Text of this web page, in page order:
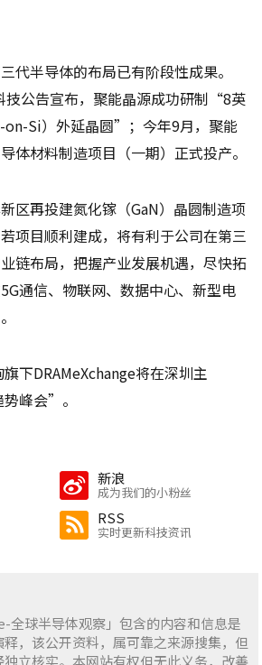
代半导体的布局已有阶段性成果。
技公告宣布，聚能晶源成功研制“8英
on-Si）外延晶圆”；今年9月，聚能
体材料制造项目（一期）正式投产。
区再投建氮化镓（GaN）晶圆制造项
项目顺利建成，将有利于公司在第三
链布局，把握产业发展机遇，尽快拓
通信、物联网、数据中心、新型电
下DRAMeXchange将在深圳主
峰会”。
新浪
成为我们的小粉丝
RSS
实时更新科技资讯
全球半导体观察」包含的内容和信息是
，该公开资料，属可靠之来源搜集，但
立核实。本网站有权但无此义务，改善